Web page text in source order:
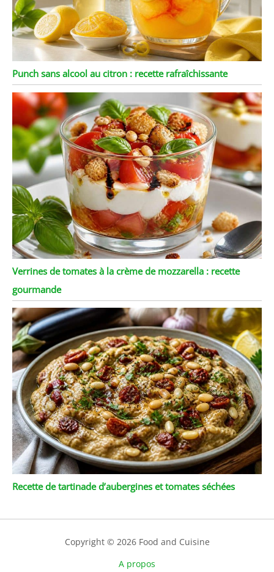
Punch sans alcool au citron : recette rafraîchissante
Verrines de tomates à la crème de mozzarella : recette
gourmande
Recette de tartinade d’aubergines et tomates séchées
Copyright © 2026 Food and Cuisine
A propos